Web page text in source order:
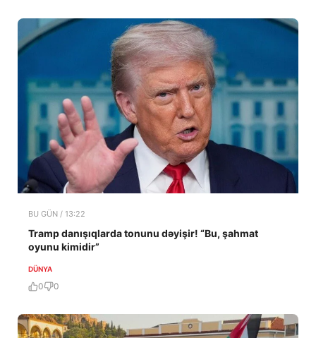
BU GÜN / 13:22
Tramp danışıqlarda tonunu dəyişir! “Bu, şahmat
oyunu kimidir”
DÜNYA
0 0